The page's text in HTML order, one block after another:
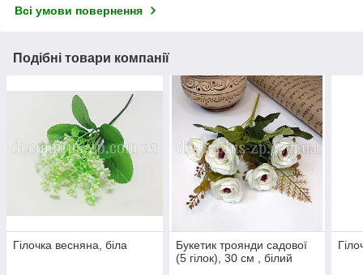
Всі умови повернення
Подібні товари компанії
Гілочка весняна, біла
Букетик троянди садової
(5 гілок), 30 см , білий